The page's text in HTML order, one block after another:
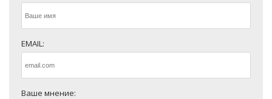
EMAIL:
Ваше мнение: